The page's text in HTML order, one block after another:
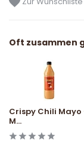
Oft zusammen
Crispy Chili Mayo
M...